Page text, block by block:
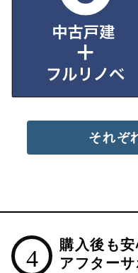
それぞ
4
購入後も
アフターサ